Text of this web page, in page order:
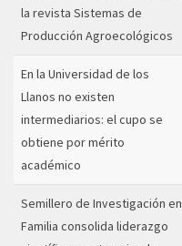
la revista Sistemas de
Producción Agroecológicos
En la Universidad de los
Llanos no existen
intermediarios: el cupo se
obtiene por mérito
académico
Semillero de Investigación en
Familia consolida liderazgo